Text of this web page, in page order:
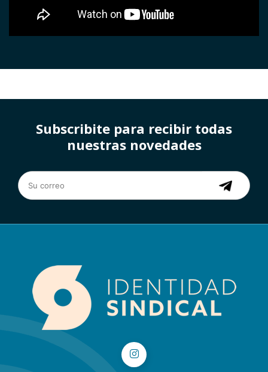
Subscribite para recibir todas
nuestras novedades